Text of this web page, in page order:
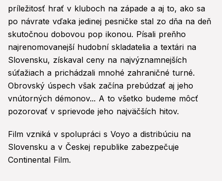
príležitosť hrať v kluboch na západe a aj to, ako sa
po návrate vďaka jedinej pesničke stal zo dňa na deň
skutočnou dobovou pop ikonou. Písali preňho
najrenomovanejší hudobní skladatelia a textári na
Slovensku, získaval ceny na najvýznamnejších
súťažiach a prichádzali mnohé zahraničné turné.
Obrovský úspech však začína prebúdzať aj jeho
vnútorných démonov... A to všetko budeme môcť
pozorovať v sprievode jeho najväčších hitov.
Film vzniká v spolupráci s Voyo a distribúciu na
Slovensku a v Českej republike zabezpečuje
Continental Film.